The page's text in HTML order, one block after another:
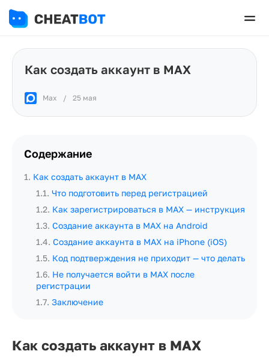
Как создать аккаунт в MAX
Max / 25 мая
Содержание
1. Как создать аккаунт в MAX
1.1. Что подготовить перед регистрацией
1.2. Как зарегистрироваться в MAX — инструкция
1.3. Создание аккаунта в MAX на Android
1.4. Создание аккаунта в MAX на iPhone (iOS)
1.5. Код подтверждения не приходит — что делать
1.6. Не получается войти в MAX после
регистрации
1.7. Заключение
Как создать аккаунт в MAX